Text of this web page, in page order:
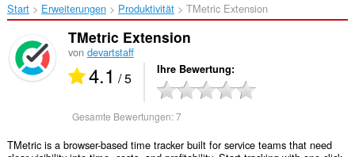
Start Erweiterungen Produktivität TMetric Extension‎
TMetric Extension
von devartstaff
4.1 / 5 Ihre Bewertung
Gesamte Bewertungen:7
TMetric is a browser-based time tracker built for service teams that need